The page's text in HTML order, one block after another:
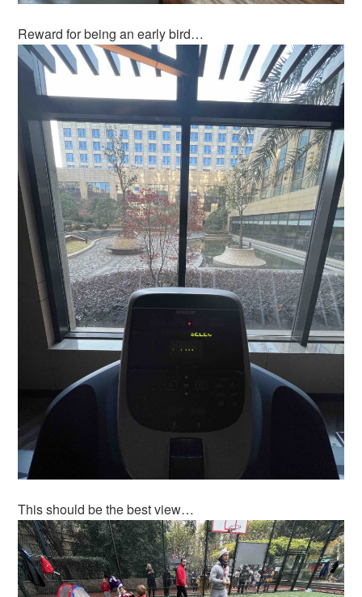
Reward for being an early bird…
This should be the best view…